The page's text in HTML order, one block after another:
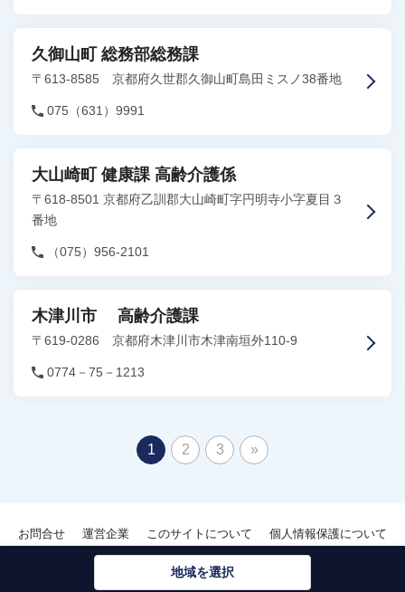
地域を選択
久御山町 総務部総務課
〒613-8585 京都府久世郡久御山町島田ミスノ38番地
075（631）9991
大山崎町 健康課 高齢介護係
〒618-8501 京都府乙訓郡大山崎町字円明寺小字夏目３
番地
（075）956-2101
木津川市 高齢介護課
〒619-0286 京都府木津川市木津南垣外110-9
0774－75－1213
1 2 3 »
お問合せ 運営企業 このサイトについて 個人情報保護について
Copyright © Kaigounei TalkRoom.